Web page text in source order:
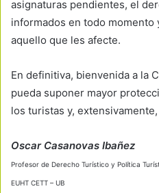
asignaturas pendientes, el
informados en todo momento
aquello que les afecte.
En definitiva, bienvenida a la
pueda suponer mayor
los turistas y,
Oscar Casanovas Ibañez
Profesor de Derecho Turístico y Política
EUHT CETT – UB